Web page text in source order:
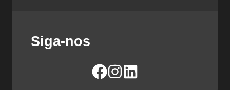
Siga-nos